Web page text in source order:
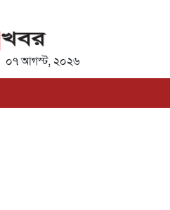
০৭ আগস্ট, ২০২৬